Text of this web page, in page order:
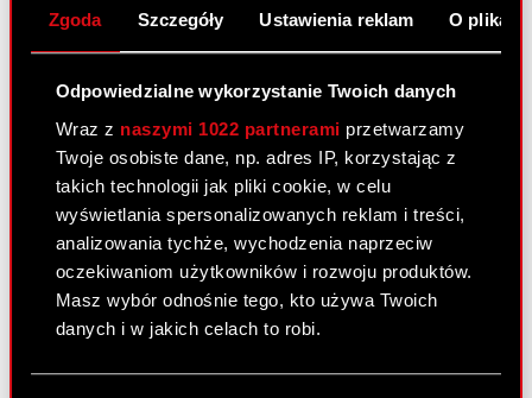
Zgoda Szczegóły Ustawienia reklam O
Odpowiedzialne wykorzystanie Twoich danych
Wraz z naszymi 1022 partnerami przetwarzamy
Twoje osobiste dane, np. adres IP, korzystając z
takich technologii jak pliki cookie, w celu
wyświetlania spersonalizowanych reklam i treści,
analizowania tychże, wychodzenia naprzeciw
oczekiwaniom użytkowników i rozwoju produktów.
Masz wybór odnośnie tego, kto używa Twoich
danych i w jakich celach to robi.
V
Raport bieżący nr 57/2020
17 listopada 2020
Temat: Warunkowa rejestracja akcji serii M w
Krajowym Depozycie Papierów Wartościowych
S.A. Podstawa prawna: Art. 17 ust. 1 MAR –
informacje poufne Zarząd CD PROJEKT S.A. z
siedzibą w Warszawie przy ul. Jagiellońskiej 74
(„Spółka”),…Czytaj dalej
Warunkowa rejestracja akcji serii M w